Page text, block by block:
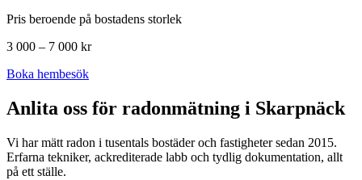
Pris beroende på bostadens storlek
3 000 – 7 000 kr
Boka hembesök
Anlita oss för radonmätning i Skarpnäck
Vi har mätt radon i tusentals bostäder och fastigheter sedan 2015.
Erfarna tekniker, ackrediterade labb och tydlig dokumentation, allt
på ett ställe.